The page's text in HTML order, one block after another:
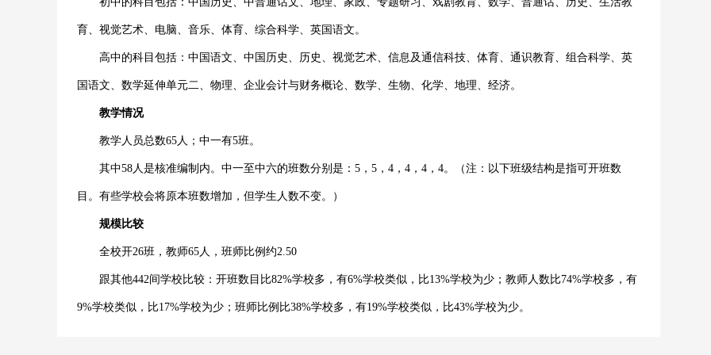
育、视觉艺术、电脑、音乐、体育、综合科学、英国语文。
高中的科目包括：中国语文、中国历史、历史、视觉艺术、信息及通信科技、体育、通识教育、组合科学、英
国语文、数学延伸单元二、物理、企业会计与财务概论、数学、生物、化学、地理、经济。
教学情况
教学人员总数65人；中一有5班。
其中58人是核准编制内。中一至中六的班数分别是：5，5，4，4，4，4。（注：以下班级结构是指可开班数
目。有些学校会将原本班数增加，但学生人数不变。）
规模比较
全校开26班，教师65人，班师比例约2.50
跟其他442间学校比较：开班数目比82%学校多，有6%学校类似，比13%学校为少；教师人数比74%学校多，有
9%学校类似，比17%学校为少；班师比例比38%学校多，有19%学校类似，比43%学校为少。